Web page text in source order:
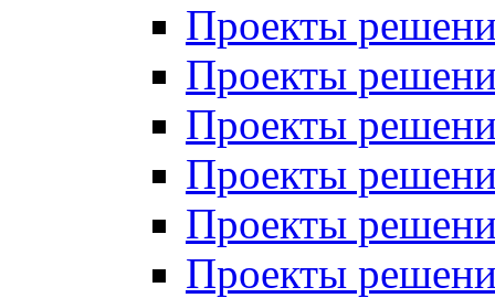
Проекты
Проекты
Проекты
Проекты
Проекты
Проекты